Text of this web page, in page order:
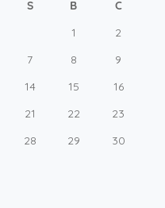
S B C
1
2
7 8
9
14 15
16
21 22
23
28 29
30